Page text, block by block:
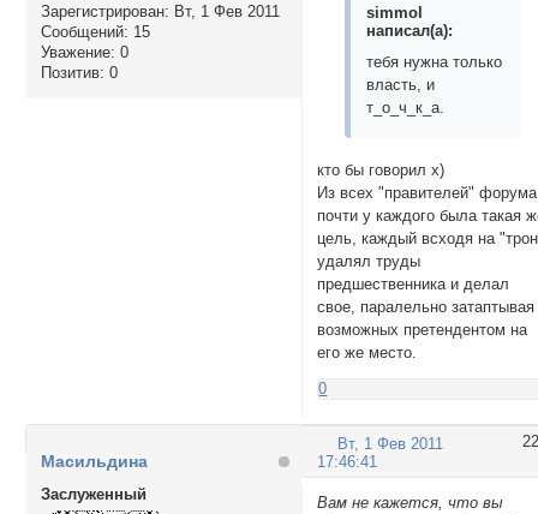
Зарегистрирован: Вт, 1 Фев 2011
Сообщений: 15
Уважение: 0
Позитив: 0
simmol
написал(а):
тебя нужна только
власть, и
т_о_ч_к_а.
кто бы говорил х)
Из всех "правителей"
почти у каждого была такая
цель, каждый всходя на
удалял труды
предшественника и делал
свое, паралельно затаптывая
возможных претендентом на
его же место.
0
22
Вт, 1 Фев 2011
17:46:41
Масильдина
Заслуженный
Вам не кажется, что вы